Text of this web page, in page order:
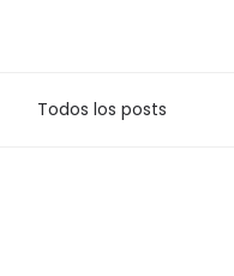
Todos los posts